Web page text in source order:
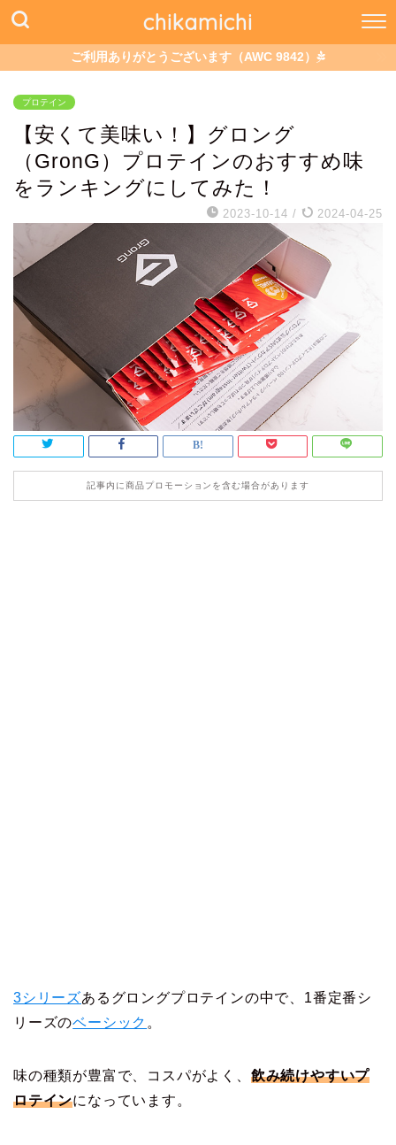
chikamichi
ご利用ありがとうございます（AWC 9842）
プロテイン
【安くて美味い！】グロング
（GronG）プロテインのおすすめ味
をランキングにしてみた！
2023-10-14 / 2024-04-25
記事内に商品プロモーションを含む場合があります
3シリーズあるグロングプロテインの中で、1番定番シ
リーズのベーシック 。
味の種類が豊富で、コスパがよく、 飲み続けやすいプ
ロテインになっています。